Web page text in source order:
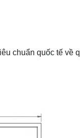
chuẩn quốc tế về